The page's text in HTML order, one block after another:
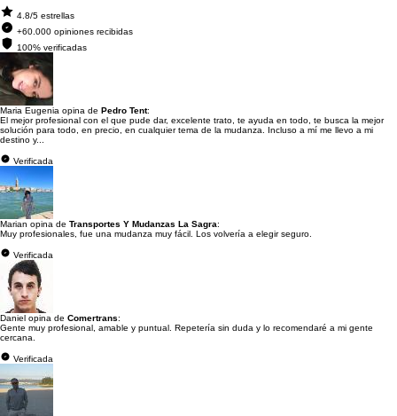
4.8/5 estrellas
+60.000 opiniones recibidas
100% verificadas
Maria Eugenia opina de Pedro Tent:
El mejor profesional con el que pude dar, excelente trato, te ayuda en todo, te busca la mejor
solución para todo, en precio, en cualquier tema de la mudanza. Incluso a mí me llevo a mi
destino y...
Verificada
Marian opina de Transportes Y Mudanzas La Sagra:
Muy profesionales, fue una mudanza muy fácil. Los volvería a elegir seguro.
Verificada
Daniel opina de Comertrans:
Gente muy profesional, amable y puntual. Repetería sin duda y lo recomendaré a mi gente
cercana.
Verificada